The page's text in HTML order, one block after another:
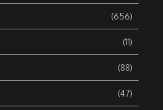
(656)
(11)
(88)
(47)